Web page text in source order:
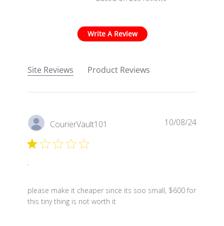
Write A Review
Site Reviews Product Reviews
CourierVault101
.
please make it cheaper since its soo small, $600 for
this tiny thing is not worth it
read more about review content please make it
10/08/24